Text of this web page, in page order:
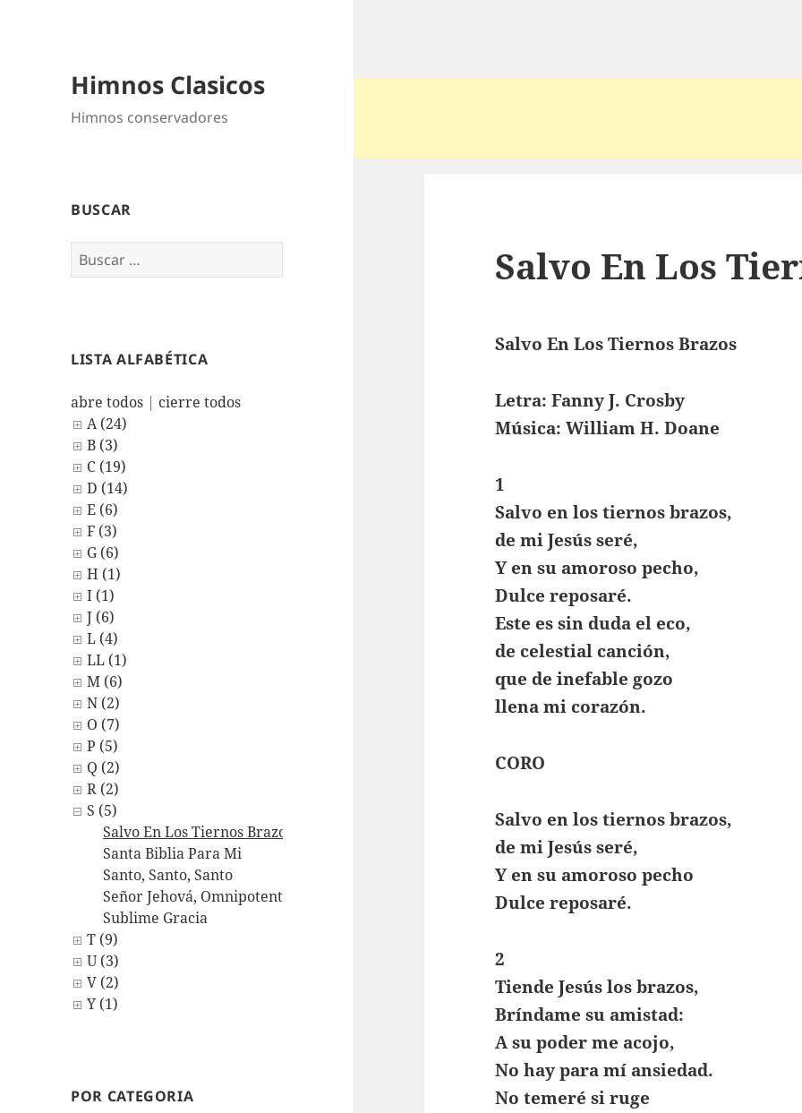
Himnos Clasicos
Himnos conservadores
BUSCAR
Buscar:
LISTA ALFABÉTICA
abre todos | cierre todos
A (24)
B (3)
C (19)
D (14)
E (6)
F (3)
G (6)
H (1)
I (1)
J (6)
L (4)
LL (1)
M (6)
N (2)
O (7)
P (5)
Q (2)
R (2)
S (5)
Salvo En Los Tiernos Brazos
Santa Biblia Para Mi
Santo, Santo, Santo
Señor Jehová, Omnipotente Dios
Sublime Gracia
T (9)
U (3)
V (2)
Y (1)
POR CATEGORIA
Salvo En Los
Salvo En Los Tiernos Brazos
Letra: Fanny J. Crosby
Música: William H. Doane
1
Salvo en los tiernos brazos,
de mi Jesús seré,
Y en su amoroso pecho,
Dulce reposaré.
Este es sin duda el eco,
de celestial canción,
que de inefable gozo
llena mi corazón.
CORO
Salvo en los tiernos brazos,
de mi Jesús seré,
Y en su amoroso pecho
Dulce reposaré.
2
Tiende Jesús los brazos,
Bríndame su amistad:
A su poder me acojo,
No hay para mí ansiedad.
No temeré si ruge